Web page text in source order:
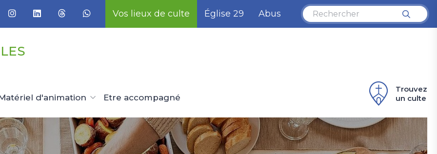
Vos lieux de culte Église 29 Abus
d'animation Etre accompagné
Trouvez
un culte